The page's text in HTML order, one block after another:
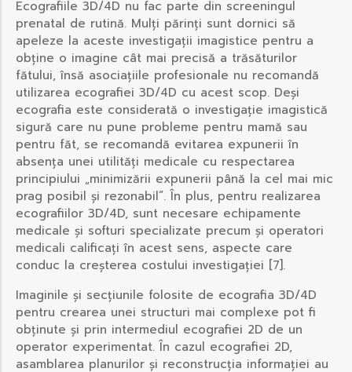
Ecografiile 3D/4D nu fac parte din screeningul
prenatal de rutină. Mulți părinți sunt dornici să
apeleze la aceste investigații imagistice pentru a
obține o imagine cât mai precisă a trăsăturilor
fătului, însă asociațiile profesionale nu recomandă
utilizarea ecografiei 3D/4D cu acest scop. Deși
ecografia este considerată o investigație imagistică
sigură care nu pune probleme pentru mamă sau
pentru făt, se recomandă evitarea expunerii în
absența unei utilități medicale cu respectarea
principiului „minimizării expunerii până la cel mai mic
prag posibil și rezonabil”. În plus, pentru realizarea
ecografiilor 3D/4D, sunt necesare echipamente
medicale și softuri specializate precum și operatori
medicali calificați în acest sens, aspecte care
conduc la creșterea costului investigației [7].
Imaginile și secțiunile folosite de ecografia 3D/4D
pentru crearea unei structuri mai complexe pot fi
obținute și prin intermediul ecografiei 2D de un
operator experimentat. În cazul ecografiei 2D,
asamblarea planurilor și reconstrucția informației au